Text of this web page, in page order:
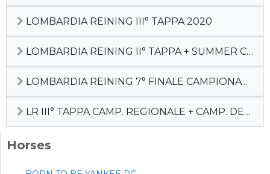
LOMBARDIA REINING III° TAPPA 2020
LOMBARDIA REINING II° TAPPA + SUMMER CACTUS 2020
LOMBARDIA REINING 7° FINALE CAMPIONATO REGIONALE + FUTURITY REGIONALE
LR III° TAPPA CAMP. REGIONALE + CAMP. DEBUTTANTI
Horses